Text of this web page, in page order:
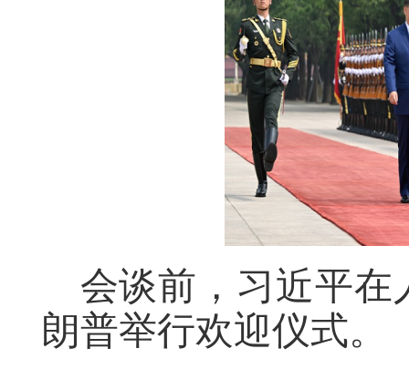
会谈前，习近平
朗普举行欢迎仪式。